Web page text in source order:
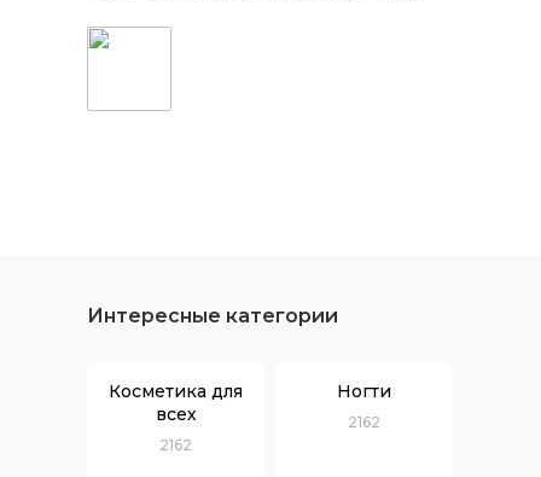
Интересные категории
Косметика для
всех
2162
Ногти
2162